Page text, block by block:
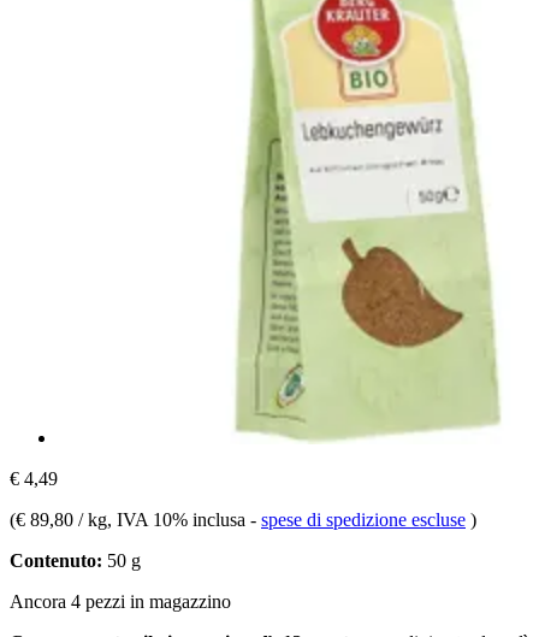
€ 4,49
(€ 89,80 / kg, IVA 10% inclusa - spese di spedizione escluse )
Contenuto: 50 g
Ancora 4 pezzi in magazzino